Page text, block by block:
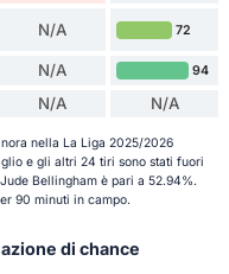
N/A 72
N/A 94
N/A N/A
nella La Liga 2025/2026
e gli altri 24 tiri sono stati fuori
Bellingham è pari a 52.94%.
90 minuti in campo.
di chance